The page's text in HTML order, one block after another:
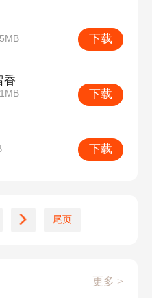
下载
香
下载
下载
尾页
更多 >